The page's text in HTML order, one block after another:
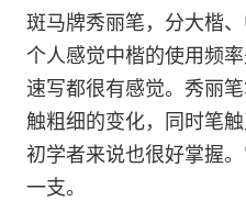
斑马牌秀丽笔，分大楷
个人感觉中楷的使用频
速写都很有感觉。秀丽
触粗细的变化，同时笔
初学者来说也很好掌握
一支。